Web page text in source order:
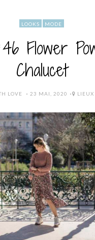
LOOKS MODE
Flower
Chalucet
LOVE
POSTED
23 MAI, 2020 LIEUX